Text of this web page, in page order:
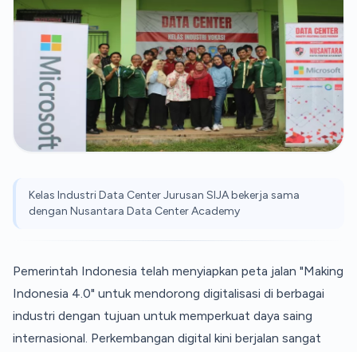
Kelas Industri Data Center Jurusan SIJA bekerja sama
dengan Nusantara Data Center Academy
Pemerintah Indonesia telah menyiapkan peta jalan "Making
Indonesia 4.0" untuk mendorong digitalisasi di berbagai
industri dengan tujuan untuk memperkuat daya saing
internasional. Perkembangan digital kini berjalan sangat